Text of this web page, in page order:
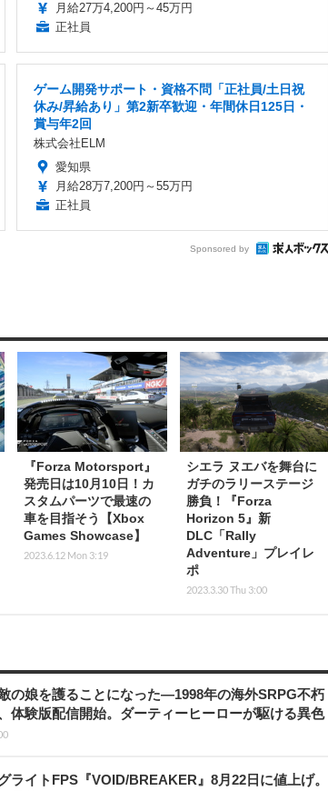
月給27万4,200円～45万円
正社員
ゲーム開発サポート・資格不問「正社員/土日祝
休み/昇給あり」第2新卒歓迎・年間休日125日・
賞与年2回
株式会社ELM
愛知県
月給28万7,200円～55万円
正社員
Sponsored by
『Forza Motorsport』
発売日は10月10日！カ
スタムパーツで最速の
車を目指そう【Xbox
Games Showcase】
2023.6.12 Mon 3:19
シエラ ヌエバを舞台に
ガチのラリーステージ
勝負！『Forza
Horizon 5』新
DLC「Rally
Adventure」プレイレ
ポ
2023.3.30 Thu 3:00
の娘を護ることになった―1998年の海外SRPG不朽
体験版配信開始。ダーティーヒーローが駆ける異色
ライトFPS『VOID/BREAKER』8月22日に値上げ。